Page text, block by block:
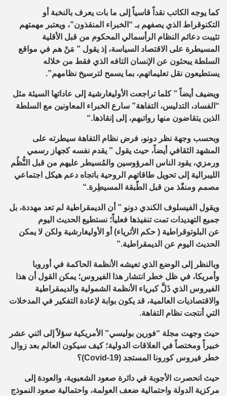
كما يوجه الكاتب نقداً قاسياً إلى ما بات يعرف بالنخبة أو
التكنوقراط الذي يصفهم بـ “الخبراء المنقذون”، ويعتبر مهمتهم
تثيبت دعائم النظام الرأسمالي المحكوم من قبل الأقلية
المسيطرة على الاقتصاد السياسة، إذ يقول ” مَنْ هم في مواقع
السلطة يبحثون عن الإنسان التافه الذي فقط من خلاله
يستطيعون نقل تعليماتهم، بما يسمح لترسيخ نظامهم”.
ويضيف أيضاً ” كلما تراجعت الأوليغارشية إلى عاداتها السيئة مثل
“الفساد، التدليس، التفاهة” سارع الخبراء المعاونين مع السلطة
الذين يتقاضون منها رواتبهم، إلى إنقاذها“.
وبحسب وجهة نظر دونو، فرض نظام التفاهة سيطرته على
المشهد الثقافي أيضاً، حيث يقول ” يقدم نفسه كجهاز رسمي
ورمزي، يقود الناس المرؤوسين والمُسيطر عليهم من قبل النُّظُم
الليبرالية إلى تحويل طاقاتهم الروحية باتجاه دعم هيكل اجتماعي
مصمم ومنفّذ من قبل الطّبقة المسيطِرة“.
ويقول الفيسلوف الكندي دونو ” أن الديمقراطية لم تعد مهددة، بل
جميع التهديدات تمت تنفيذها فعلياً؛ نستطيع الحديث اليوم
عن البلوتوقراطية ( حكم الأثرياء) أو الأوليغارشية ولكن لا يمكن
الحديث اليوم عن الديمقراطية.”
وبالنظر إلى الوضع الذي تعيشه الأنظمة الحاكمة في أوروبا
وأمريكا، في ظل خطر انتشار هذا الفيروس؛ يمكن القول أن هذا
الفيروس الذي ذَلَّ كبرياء الأنظمة الشمولية والديمقراطية
والاقتصاديات العالمية، قد يكون بوابة لإعادة التفكير في المدخلات
التي أنتجت نظام التفاهة.
حيث وجهت مجلة “فورين بوليسي” الأمريكية سؤلاً إلى اثني عشر
خبيراً ومختصاً في العلاقات الدولية؛ كيف سيكون العالم بعد زوال
خطر فيروس كورونا المستجد (Covid-19)؟
حيث انحصرت الأجوبة في دائرة صعود الشعبوية، والعودة إلى
مركزية الدولة واحتمالية ضعف العولمة، واحتمالية صعود النموذج